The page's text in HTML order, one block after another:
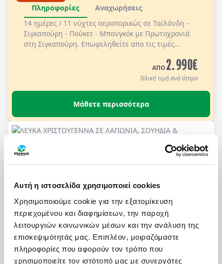
Αυτή η ιστοσελίδα χρησιμοποιεί cookies
Χρησιμοποιούμε cookie για την εξατομίκευση
περιεχομένου και διαφημίσεων, την παροχή
λειτουργιών κοινωνικών μέσων και την ανάλυση της
επισκεψιμότητάς μας. Επιπλέον, μοιραζόμαστε
πληροφορίες που αφορούν τον τρόπο που
χρησιμοποιείτε τον ιστότοπό μας με συνεργάτες
Πληροφορίες
Αναχωρήσεις
14 ημέρες / 11 νύχτες αεροπορικώς σε Ταϊλάνδη -
Σιγκαπούρη - Πούκετ - Μπανγκόκ με Πρωτοχρονιά
στη Σιγκαπούρη. Επωφεληθείτε απο τις τιμές
Διαμονή σε ξενοδοχεία 4* sup & 5*
ΑΠΟ2.990€
Τελική τιμή ανά άτομο
Μάθετε περισσότερα
ΛΕΥΚΑ ΧΡΙΣΤΟΥΓΕΝΝΑ ΣΕ ΛΑΠΩΝΙΑ, ΣΟΥΗΔΙΑ &
ΦΙΝΛΑΝΔΙΑ!
Πληροφορίες
Αναχωρήσεις
Χωριό του Άγιου Βασίλη - Χαπαράντα - Σαφάρι με
Snowmobiles, ψάρεμα στον πάγο, Ράνουα, Πάρκο
Άγριας Ζωής - Φάρμα Ταράνδων, Βόλτα με Έλκηθρο,
Βόρειο Σέλας, Σαφάρι με
Χάσκις, SnowExperience365, Κρουαζιέρα με
Παγοθραυστικό. Διαμονή σε επιλεγμένα ξενοδοχεία
3* & 4* με πρωινό και πέντε δείπνα συνολικά (συμ/
νου του Χρισ/κου Δείπνου στις 24/12).
ΑΠΟ3.750€
Τελική τιμή ανά άτομο
Μάθετε περισσότερα